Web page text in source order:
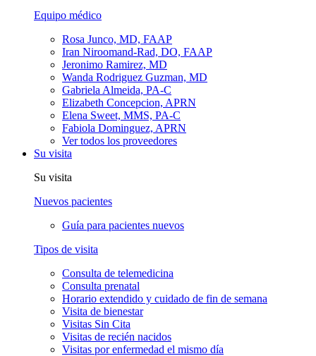
Equipo médico
Rosa Junco, MD, FAAP
Iran Niroomand-Rad, DO, FAAP
Jeronimo Ramirez, MD
Wanda Rodriguez Guzman, MD
Gabriela Almeida, PA-C
Elizabeth Concepcion, APRN
Elena Sweet, MMS, PA-C
Fabiola Dominguez, APRN
Ver todos los proveedores
Su visita
Su visita
Nuevos pacientes
Guía para pacientes nuevos
Tipos de visita
Consulta de telemedicina
Consulta prenatal
Horario extendido y cuidado de fin de semana
Visita de bienestar
Visitas Sin Cita
Visitas de recién nacidos
Visitas por enfermedad el mismo día